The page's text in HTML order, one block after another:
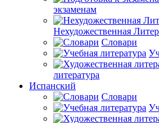
экзаменам
Нехудожественная
Словари
литература
Испанский
Словари